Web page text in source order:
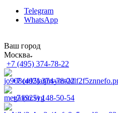
Telegram
WhatsApp
Ваш город
Москва
+7 (495) 374-78-22
+7 (495) 374-78-22
+7 (925) 148-50-54